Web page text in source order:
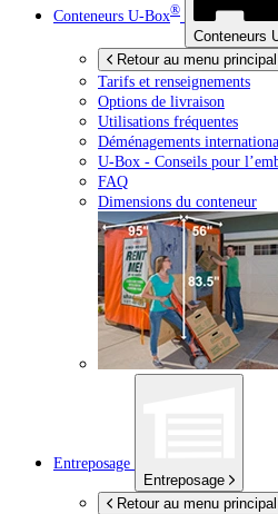
Conteneurs U-Box®
Conteneurs
Retour au menu principal
Tarifs et renseignements
Options de livraison
Utilisations fréquentes
Déménagements
U-Box - Conseils pour
FAQ
Dimensions du conteneur
Entreposage
Entreposage
Retour au menu principal